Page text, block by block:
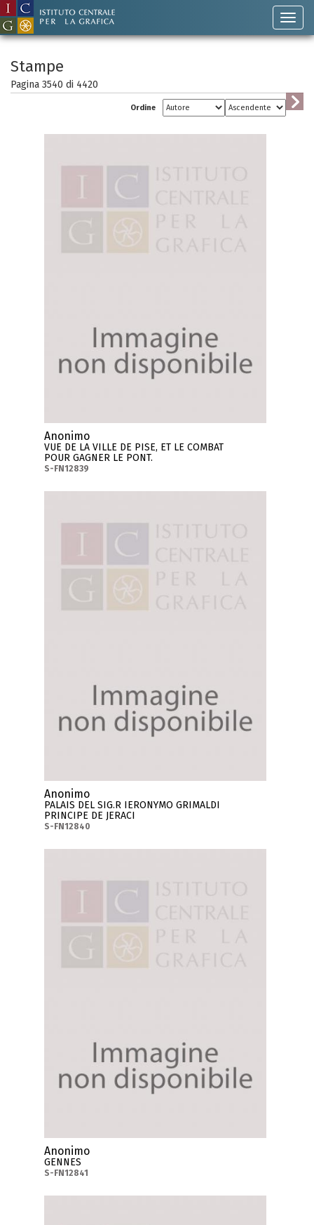
Stampe
Pagina 3540 di 4420
Ordine
Anonimo
VUE DE LA VILLE DE PISE, ET LE COMBAT
POUR GAGNER LE PONT.
S-FN12839
Anonimo
PALAIS DEL SIG.R IERONYMO GRIMALDI
PRINCIPE DE JERACI
S-FN12840
Anonimo
GENNES
S-FN12841